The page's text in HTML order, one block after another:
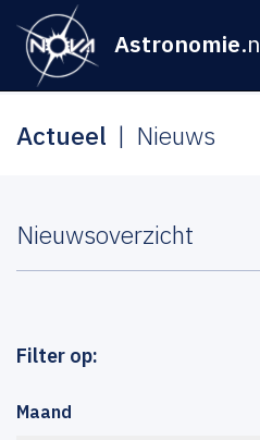
Astronomie
Actueel Nieuws
Nieuwsoverzicht
Filter op:
Maand